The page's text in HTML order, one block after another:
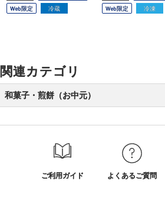
Web限定
冷蔵
Web限定
冷凍
関連カテゴリ
和菓子・煎餅（お中元）
和菓子（お中元）
ご利用ガイド よくあるご質問